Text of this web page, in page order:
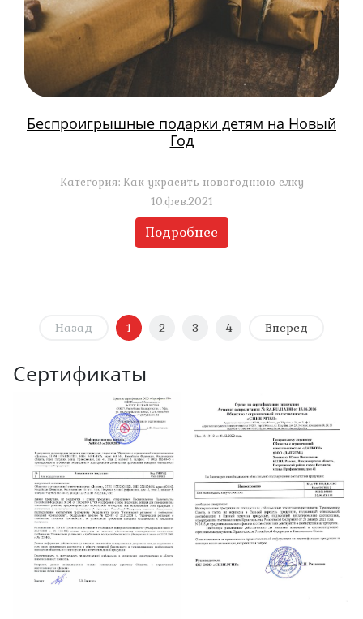
Беспроигрышные подарки детям на Новый
Год
Категория: Как украсить новогоднюю елку
10.фев.2021
Подробнее
Назад 1 2 3 4 Вперед
Сертификаты